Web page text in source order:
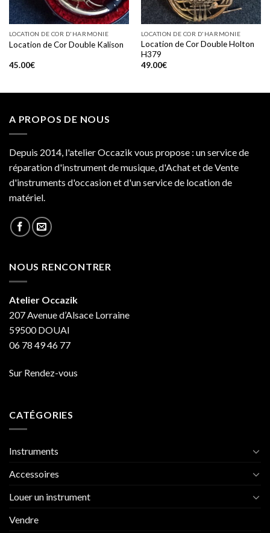
LOCATION DE COR D'HARMONIE
Location de Cor Double Kalison
45.00€
LOCATION DE COR D'HARMONIE
Location de Cor Double Holton
H379
49.00€
A PROPOS DE NOUS
Depuis 2014, l'atelier Occazik vous propose : un service de
réparation d'instrument de musique, d'Achat et de Vente
d'instruments d'occasion et d'un service de location de
matériel.
NOUS RENCONTRER
Atelier Occazik
207 Avenue d’Alsace Lorraine
59500 DOUAI
06 78 49 46 77
Sur Rendez-vous
CATÉGORIES
Instruments
Accessoires
Louer un instrument
Vendre